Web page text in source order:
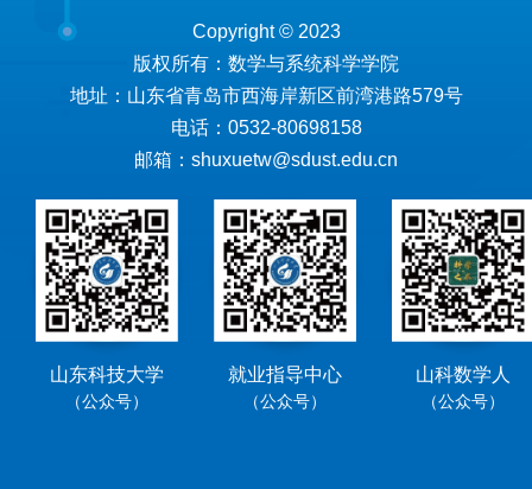
Copyright © 2023
版权所有：数学与系统科学学院
地址：山东省青岛市西海岸新区前湾港路579号
电话：0532-80698158
邮箱：shuxuetw@sdust.edu.cn
山东科技大学
（公众号）
就业指导中心
（公众号）
山科数学人
（公众号）